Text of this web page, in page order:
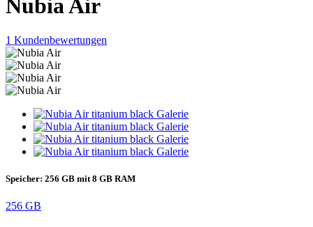
Nubia Air
1 Kundenbewertungen
Speicher: 256 GB mit 8 GB RAM
256 GB